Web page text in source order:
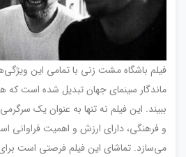
فیلم باشگاه مشت زنی با تمامی این
ماندگار سینمای جهان تبدیل شده است که
ببیند. این فیلم نه تنها به عنوان یک
و فرهنگی، دارای ارزش و اهمیت فراوانی
می‌سازد. تماشای این فیلم فرصتی است